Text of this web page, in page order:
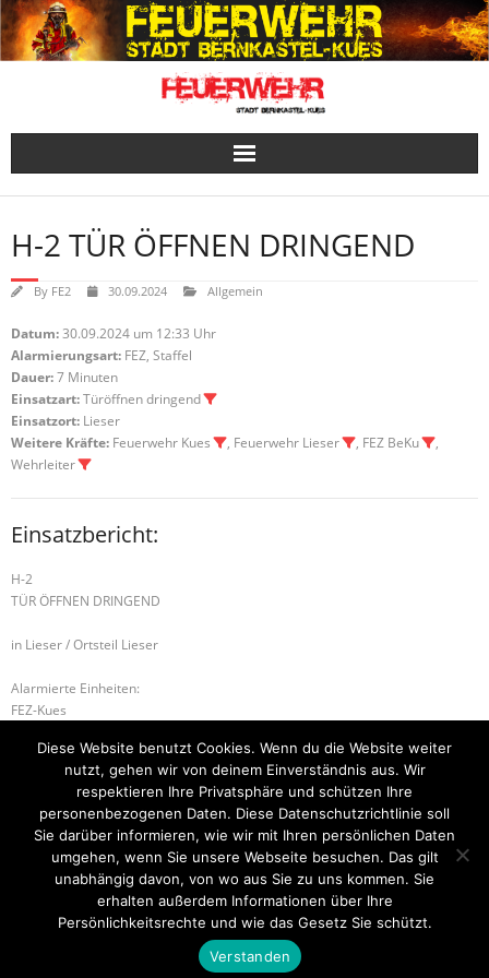
Skip
to
content
H-2 TÜR ÖFFNEN DRINGEND
By FE2 30.09.2024 Allgemein
Datum:30.09.2024 um 12:33 Uhr
Alarmierungsart: FEZ, Staffel
Dauer:7 Minuten
Einsatzart:Türöffnen dringend
Einsatzort: Lieser
Weitere Kräfte: Feuerwehr Kues , Feuerwehr Lieser , FEZ BeKu
,
Wehrleiter
Einsatzbericht:
H-2
TÜR ÖFFNEN DRINGEND
in Lieser / Ortsteil Lieser
Alarmierte Einheiten:
FEZ-Kues
FF-Lieser-Gruppe
B2 – BMA H-2 UNTERSTÜTZUNG RETTUNGSDIENST
Startseite Einsätze Mitglied werden Über uns
Kontakt
Think Up Themes Ltd. Powered by
Diese Website benutzt Cookies. Wenn du die Website weiter
nutzt, gehen wir von deinem Einverständnis aus. Wir
respektieren Ihre Privatsphäre und schützen Ihre
personenbezogenen Daten. Diese Datenschutzrichtlinie soll
Sie darüber informieren, wie wir mit Ihren persönlichen Daten
umgehen, wenn Sie unsere Webseite besuchen. Das gilt
unabhängig davon, von wo aus Sie zu uns kommen. Sie
erhalten außerdem Informationen über Ihre
Persönlichkeitsrechte und wie das Gesetz Sie schützt.
Verstanden